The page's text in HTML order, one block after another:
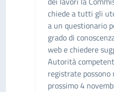
chiede a tutti gli
a un questionario
grado di
web e chiedere
Autorità
registrate possono
prossimo 4